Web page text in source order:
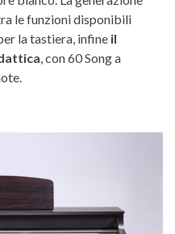
le funzioni disponibili
la tastiera, infine il
, con 60 Song a